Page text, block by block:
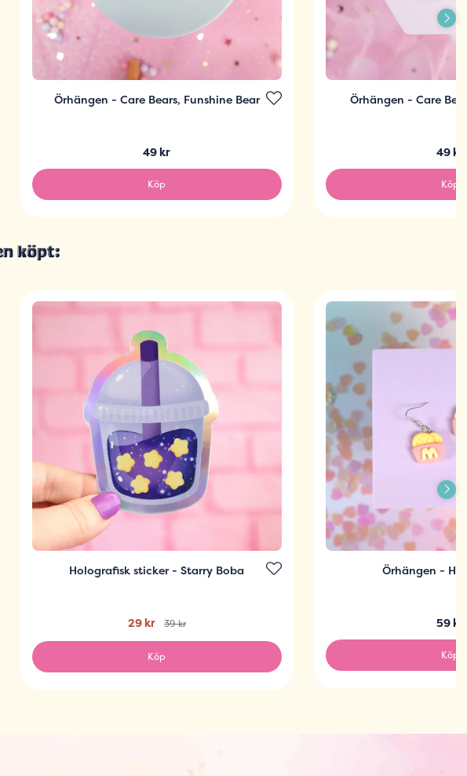
Örhängen - Care Bears, Funshine Bear
49 kr
Köp
Örhängen - Care
49 kr
Köp
köpt:
Holografisk sticker - Starry Boba
29 kr 39 kr
Köp
Örhängen -
59 kr
Köp